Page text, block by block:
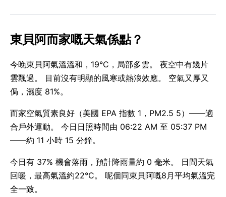
東貝阿而家嘅天氣係點？
今晚東貝阿氣溫溫和，19°C，局部多雲。 夜空中有幾片
雲飄過。 目前沒有明顯的風寒或熱浪效應。 空氣又厚又
侷，濕度 81%。
而家空氣質素良好（美國 EPA 指數 1，PM2.5 5）——適
合戶外運動。 今日日照時間由 06:22 AM 至 05:37 PM
——約 11 小時 15 分鐘。
今日有 37% 機會落雨，預計降雨量約 0 毫米。 日間天氣
回暖，最高氣溫約22°C。 呢個同東貝阿嘅8月平均氣溫完
全一致。